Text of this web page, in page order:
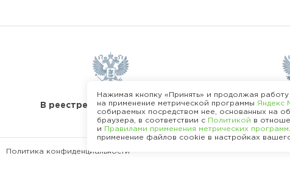
В реестре разработчиков ПО
В реестре
Политика конфиденциальности
Нажимая кнопку «Принять» и продолжая
на применение метрической программы Яндекс
собираемых посредством нее, основанных на
браузера, в соответствии с Политикой в
и
Правилами применения метрических программ
применение файлов cookie в настройках